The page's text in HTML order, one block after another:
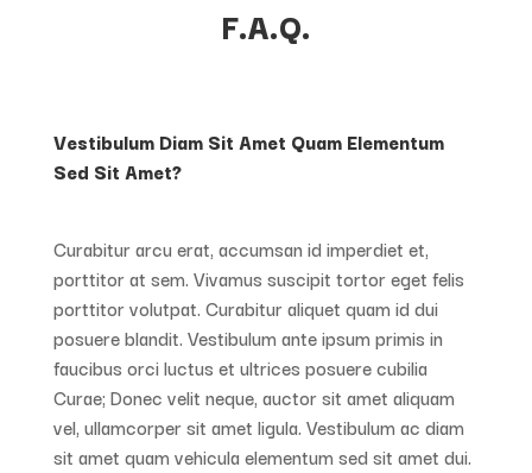
F.A.Q.
Vestibulum Diam Sit Amet Quam Elementum
Sed Sit Amet?
Curabitur arcu erat, accumsan id imperdiet et,
porttitor at sem. Vivamus suscipit tortor eget felis
porttitor volutpat. Curabitur aliquet quam id dui
posuere blandit. Vestibulum ante ipsum primis in
faucibus orci luctus et ultrices posuere cubilia
Curae; Donec velit neque, auctor sit amet aliquam
vel, ullamcorper sit amet ligula. Vestibulum ac diam
sit amet quam vehicula elementum sed sit amet dui.